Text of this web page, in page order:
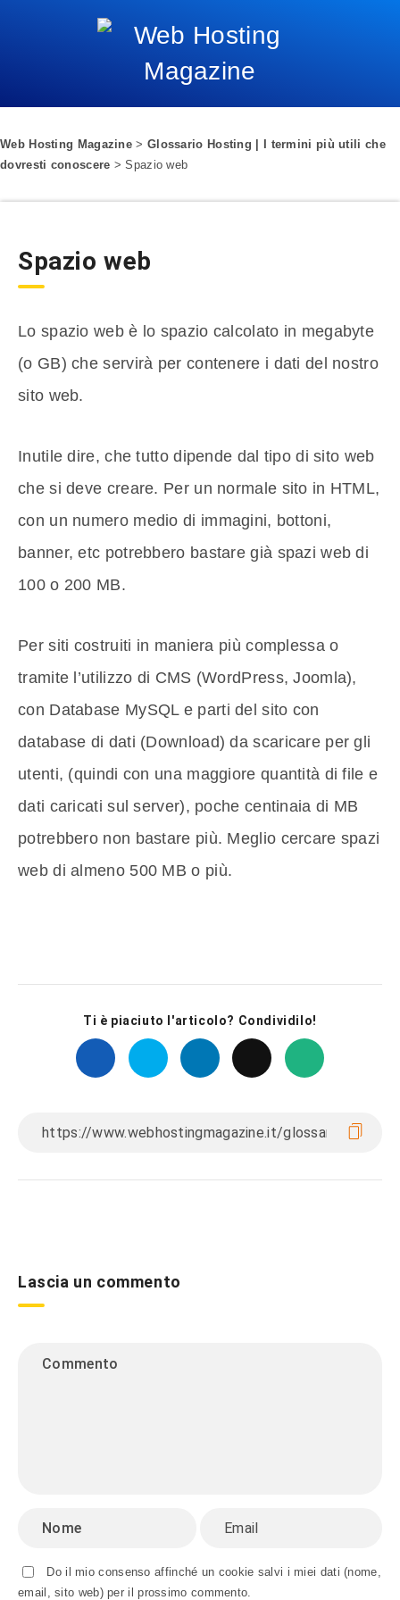
Web Hosting Magazine > Glossario Hosting | I termini più utili che
dovresti conoscere >Spazio web
Spazio web
Lo spazio web è lo spazio calcolato in megabyte
(o GB) che servirà per contenere i dati del nostro
sito web.
Inutile dire, che tutto dipende dal tipo di sito web
che si deve creare. Per un normale sito in HTML,
con un numero medio di immagini, bottoni,
banner, etc potrebbero bastare già spazi web di
100 o 200 MB.
Per siti costruiti in maniera più complessa o
tramite l’utilizzo di CMS (WordPress, Joomla),
con Database MySQL e parti del sito con
database di dati (Download) da scaricare per gli
utenti, (quindi con una maggiore quantità di file e
dati caricati sul server), poche centinaia di MB
potrebbero non bastare più. Meglio cercare spazi
web di almeno 500 MB o più.
Ti è piaciuto l'articolo? Condividilo!
Lascia un commento
Do il mio consenso affinché un cookie salvi i miei dati (nome,
email, sito web) per il prossimo commento.